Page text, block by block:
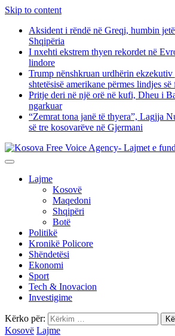
Skip to content
Aksident i rëndë në Greqi, humbin
Shqipëria
I nxehti ekstrem thyen rekordet në
lindore
Trump nënshkruan urdhërin
shtetësisë amerikane përmes lindjes
Pritje deri në një orë në kufi, Dheu i
ngarkuar
“Zemrat tona janë të thyera”, Lagjja
së tre kosovarëve në Gjermani
Lajme
Kosovë
Maqedoni
Shqipëri
Botë
Politikë
Kronikë Policore
Shëndetësi
Ekonomi
Sport
Tech & Inovacion
Investigime
Kërko për:
Kosovë Lajme